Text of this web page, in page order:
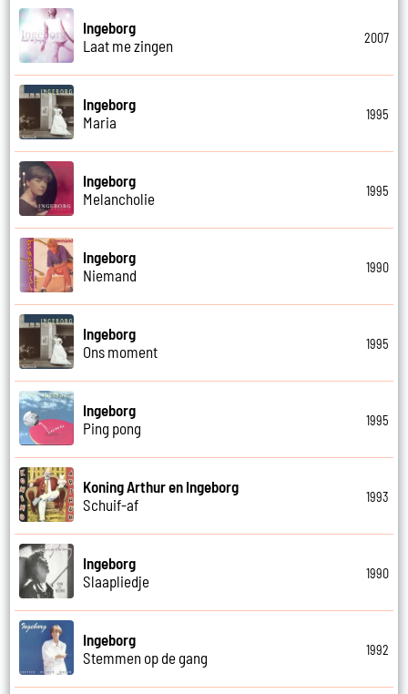
Ingeborg
Laat me zingen
2007
Ingeborg
Maria
1995
Ingeborg
Melancholie
1995
Ingeborg
Niemand
1990
Ingeborg
Ons moment
1995
Ingeborg
Ping pong
1995
Koning Arthur en Ingeborg
Schuif-af
1993
Ingeborg
Slaapliedje
1990
Ingeborg
Stemmen op de gang
1992